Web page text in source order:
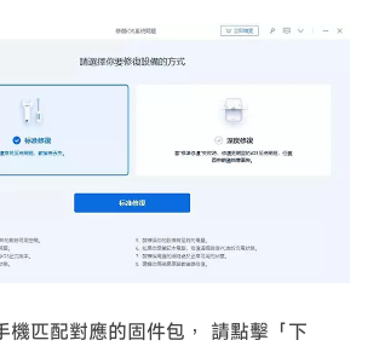
機匹配對應的固件包， 請點擊「下